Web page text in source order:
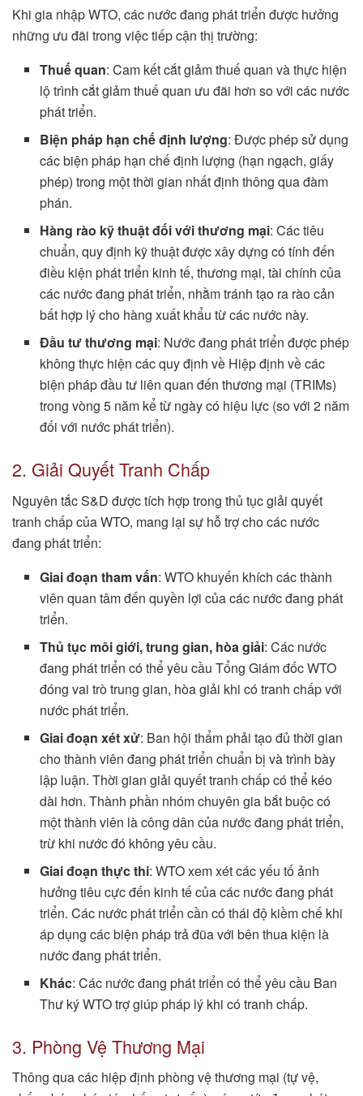
Khi gia nhập WTO, các nước đang phát triển được hưởng
những ưu đãi trong việc tiếp cận thị trường:
Thuế quan: Cam kết cắt giảm thuế quan và thực hiện
lộ trình cắt giảm thuế quan ưu đãi hơn so với các nước
phát triển.
Biện pháp hạn chế định lượng: Được phép sử dụng
các biện pháp hạn chế định lượng (hạn ngạch, giấy
phép) trong một thời gian nhất định thông qua đàm
phán.
Hàng rào kỹ thuật đối với thương mại: Các tiêu
chuẩn, quy định kỹ thuật được xây dựng có tính đến
điều kiện phát triển kinh tế, thương mại, tài chính của
các nước đang phát triển, nhằm tránh tạo ra rào cản
bất hợp lý cho hàng xuất khẩu từ các nước này.
Đầu tư thương mại: Nước đang phát triển được phép
không thực hiện các quy định về Hiệp định về các
biện pháp đầu tư liên quan đến thương mại (TRIMs)
trong vòng 5 năm kể từ ngày có hiệu lực (so với 2 năm
đối với nước phát triển).
2. Giải Quyết Tranh Chấp
Nguyên tắc S&D được tích hợp trong thủ tục giải quyết
tranh chấp của WTO, mang lại sự hỗ trợ cho các nước
đang phát triển:
Giai đoạn tham vấn: WTO khuyến khích các thành
viên quan tâm đến quyền lợi của các nước đang phát
triển.
Thủ tục môi giới, trung gian, hòa giải: Các nước
đang phát triển có thể yêu cầu Tổng Giám đốc WTO
đóng vai trò trung gian, hòa giải khi có tranh chấp với
nước phát triển.
Giai đoạn xét xử: Ban hội thẩm phải tạo đủ thời gian
cho thành viên đang phát triển chuẩn bị và trình bày
lập luận. Thời gian giải quyết tranh chấp có thể kéo
dài hơn. Thành phần nhóm chuyên gia bắt buộc có
một thành viên là công dân của nước đang phát triển,
trừ khi nước đó không yêu cầu.
Giai đoạn thực thi: WTO xem xét các yếu tố ảnh
hưởng tiêu cực đến kinh tế của các nước đang phát
triển. Các nước phát triển cần có thái độ kiềm chế khi
áp dụng các biện pháp trả đũa với bên thua kiện là
nước đang phát triển.
Khác: Các nước đang phát triển có thể yêu cầu Ban
Thư ký WTO trợ giúp pháp lý khi có tranh chấp.
3. Phòng Vệ Thương Mại
Thông qua các hiệp định phòng vệ thương mại (tự vệ,